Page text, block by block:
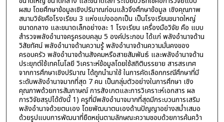
ผสม โดยศึกษาข้อมูลเชิงปริมาณก่อนแล้วจึงศึกษาข้อมูล เชิงคุณภาพ
สนามวิจัยคือโรงเรียน 3 แห่งแบ่งออกเป็น เป็นโรงเรียนขนาดใหญ่
ขนาดกลาง และขนาดเล็กอย่างละ 1 โรงเรียน เครื่องมือวิจัย คือ แบบ
สำรวจพลังอำนาจครูครอบคลุม 5 องค์ประกอบ ได้แก่ พลังอำนาจด้าน
วิสัยทัศน์ พลังอำนาจด้านความรู้ พลังอำนาจด้านความมั่นคงของ
ครอบครัว พลังอำนาจด้านสังคมหรือสายสัมพันธ์ และพลังอำนาจด้าน
ประยุกต์ใช้เทคโนโลยี วิเคราะห์ข้อมูลโดยใช้สถิติบรรยาย สารสรเทศ
จากการศึกษาเชิงปริมาณ ได้ถูกนำมาใช้ ในการคัดเลือกกรณีศึกษาที่มี
ระดับพลังอำนาจมากที่สุด 7 คน เป็นกลุ่มตัวอย่างในการศึกษา เชิง
คุณภาพด้วยการสัมภาษณ์ การสังเกตและการวิเคราะห์เอกสาร ผล
การวิจัยสรุปได้ดังนี้ 1) ครูที่มีพลังอำนาจมากที่สุดมีกระบวนการเสริม
พลังอำนาจด้วยตนเอง โดยพัฒนาตนเองด้านปัญญาอย่างสม่ำเสมอ
ด้วยรูปแบบการพัฒนาที่ยืดหยุ่นตามลักษณะความชอบด้วยการค้นคว้า